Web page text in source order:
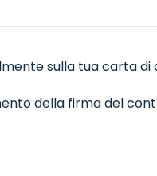
sulla tua carta di
della firma del